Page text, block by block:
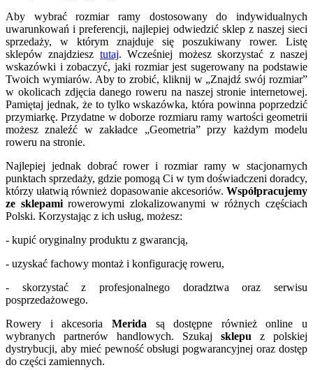
Aby wybrać rozmiar ramy dostosowany do indywidualnych
uwarunkowań i preferencji, najlepiej odwiedzić sklep z naszej sieci
sprzedaży, w którym znajduje się poszukiwany rower. Listę
sklepów znajdziesz tutaj. Wcześniej możesz skorzystać z naszej
wskazówki i zobaczyć, jaki rozmiar jest sugerowany na podstawie
Twoich wymiarów. Aby to zrobić, kliknij w „Znajdź swój rozmiar”
w okolicach zdjęcia danego roweru na naszej stronie internetowej.
Pamiętaj jednak, że to tylko wskazówka, która powinna poprzedzić
przymiarkę. Przydatne w doborze rozmiaru ramy wartości geometrii
możesz znaleźć w zakładce „Geometria” przy każdym modelu
roweru na stronie.
Najlepiej jednak dobrać rower i rozmiar ramy w stacjonarnych
punktach sprzedaży, gdzie pomogą Ci w tym doświadczeni doradcy,
którzy ułatwią również dopasowanie akcesoriów. Współpracujemy
ze sklepamirowerowymi zlokalizowanymi w różnych częściach
Polski. Korzystając z ich usług, możesz:
- kupić oryginalny produktu z gwarancją,
- uzyskać fachowy montaż i konfigurację roweru,
- skorzystać z profesjonalnego doradztwa oraz serwisu
posprzedażowego.
Rowery i akcesoria Merida są dostępne również online u
wybranych partnerów handlowych. Szukaj sklepu z polskiej
dystrybucji, aby mieć pewność obsługi pogwarancyjnej oraz dostęp
do części zamiennych.